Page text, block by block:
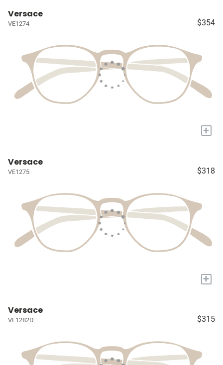
Versace
VE1274 $354
+
Versace
VE1275 $318
+
Versace
VE1282D $315